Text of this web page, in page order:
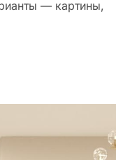
— картины,